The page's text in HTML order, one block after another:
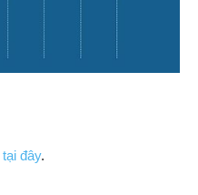
tại đây.